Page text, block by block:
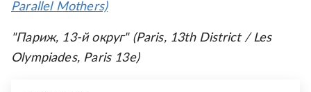
Parallel Mothers)
"Париж, 13-й округ" (Paris, 13th District / Les
Olympiades, Paris 13e)